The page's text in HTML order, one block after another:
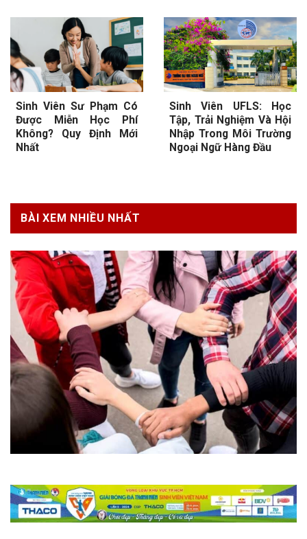
Sinh Viên Sư Phạm Có
Được Miễn Học Phí
Không? Quy Định Mới
Nhất
Sinh Viên UFLS: Học
Tập, Trải Nghiệm Và Hội
Nhập Trong Môi Trường
Ngoại Ngữ Hàng Đầu
BÀI XEM NHIỀU NHẤT